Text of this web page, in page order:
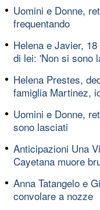
Uomini e Donne,
frequentando
Helena e Javier,
di lei: 'Non si sono
Helena Prestes,
famiglia Martinez,
Uomini e Donne,
sono lasciati
Anticipazioni Una
Cayetana muore
Anna Tatangelo e
convolare a nozze